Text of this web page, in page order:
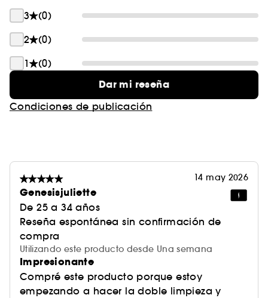
3
(0)
2
(0)
1
(0)
Dar mi reseña
Condiciones de publicación
14 may 2026
Genesisjuliette
De 25 a 34 años
Reseña espontánea sin confirmación de
compra
Utilizando este producto desde Una semana
Impresionante
Compré este producto porque estoy
empezando a hacer la doble limpieza y